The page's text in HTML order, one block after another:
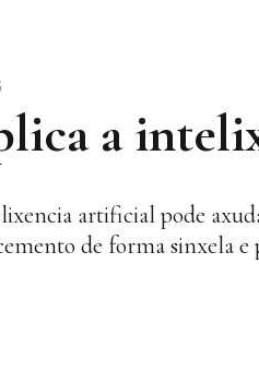
a
artificial pode
de forma sinxela